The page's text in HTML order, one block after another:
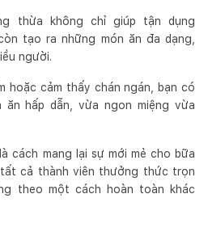
thừa không chỉ giúp tận dụng
tạo ra những món ăn đa dạng,
người.
hoặc cảm thấy chán ngán, bạn có
hấp dẫn, vừa ngon miệng vừa
cách mang lại sự mới mẻ cho bữa
cả thành viên thưởng thức trọn
theo một cách hoàn toàn khác